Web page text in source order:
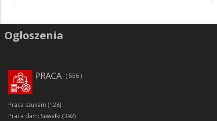
Ogłoszenia
PRACA 556
Praca szukam (128)
Praca dam: Suwałki (392)